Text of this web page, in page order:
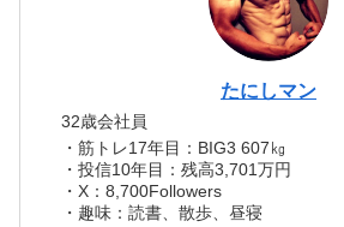
たにしマン
32歳会社員
・筋トレ17年目：BIG3 607㎏
・投信10年目：残高3,701万円
・X：8,700Followers
・趣味：読書、散歩、昼寝